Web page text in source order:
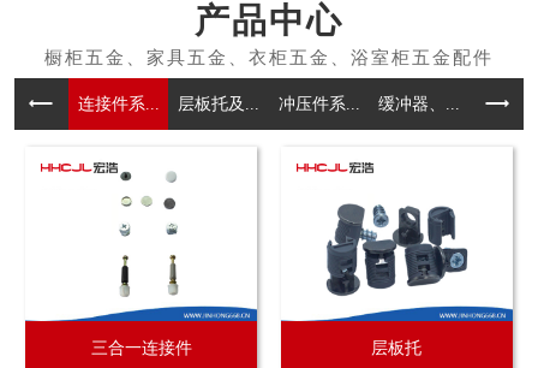
产品中心
连接件系... 层板托及... 冲压件系... 缓冲器、... 拉手
三合一连接件 层板托